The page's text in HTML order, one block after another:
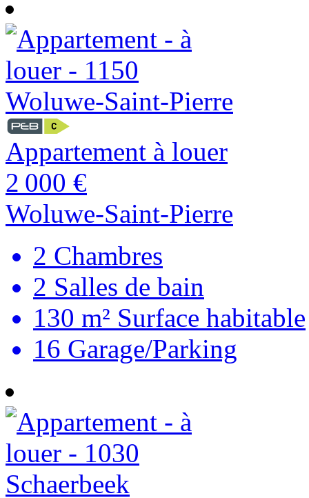
Appartement à louer
2 000 €
Woluwe-Saint-Pierre
2 Chambres
2 Salles de bain
130 m² Surface habitable
16 Garage/Parking